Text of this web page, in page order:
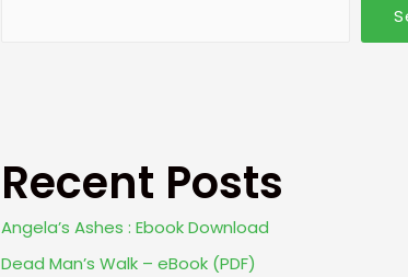
Recent Posts
Angela’s Ashes : Ebook Download
Dead Man’s Walk – eBook (PDF)